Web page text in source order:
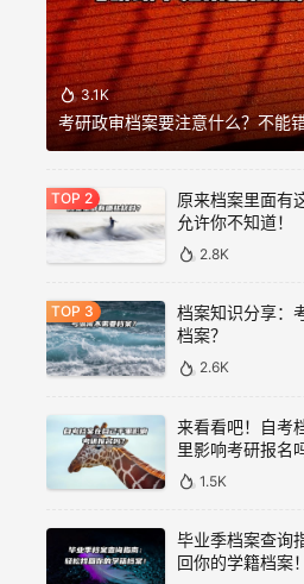
3.1K
考研政审档案要注意什么？不能
原来档案里面有
允许你不知道！
2.8K
档案知识分享：
档案？
2.6K
来看看吧！自考
里影响考研报名
1.5K
毕业季档案查询
回你的学籍档案！